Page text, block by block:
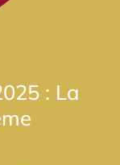
: La